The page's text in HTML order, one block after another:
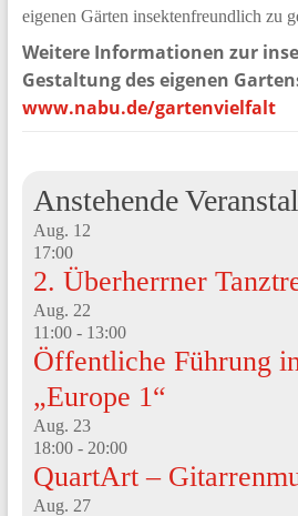
eigenen Gärten insektenfreundlich zu
Weitere Informationen zur
Gestaltung des eigenen
www.nabu.de/gartenvielfalt
Anstehende
Aug. 12
17:00
2. Überherrner
Aug. 22
11:00- 13:00
Öffentliche Führung
„Europe 1“
Aug. 23
18:00- 20:00
QuartArt –
Aug. 27